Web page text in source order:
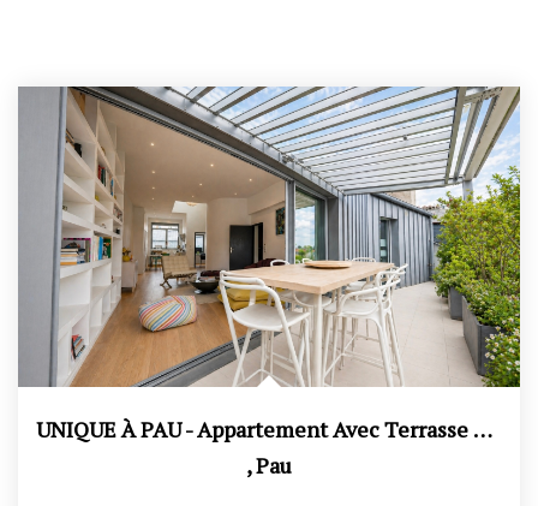
UNIQUE À PAU - Appartement Avec Terrasse Et Parkings,...
,Pau